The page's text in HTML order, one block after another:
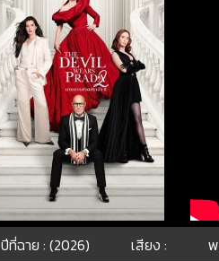
ปีที่ฉาย : (2026) เสียง :